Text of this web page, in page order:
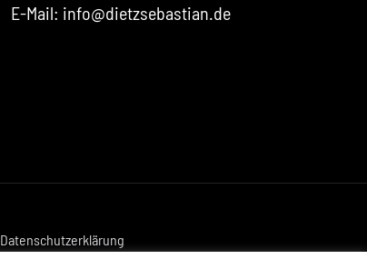
E-Mail: info@dietzsebastian.de
Datenschutzerklärung